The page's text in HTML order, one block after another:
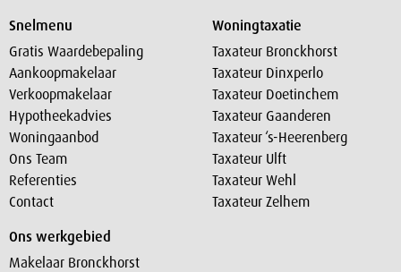
Snelmenu
Gratis Waardebepaling
Aankoopmakelaar
Verkoopmakelaar
Hypotheekadvies
Woningaanbod
Ons Team
Referenties
Contact
Woningtaxatie
Taxateur Bronckhorst
Taxateur Dinxperlo
Taxateur Doetinchem
Taxateur Gaanderen
Taxateur ‘s-Heerenberg
Taxateur Ulft
Taxateur Wehl
Taxateur Zelhem
Ons werkgebied
Makelaar Bronckhorst